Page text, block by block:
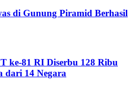
di Gunung Piramid Berhasil
ke-81 RI Diserbu 128 Ribu
dari 14 Negara